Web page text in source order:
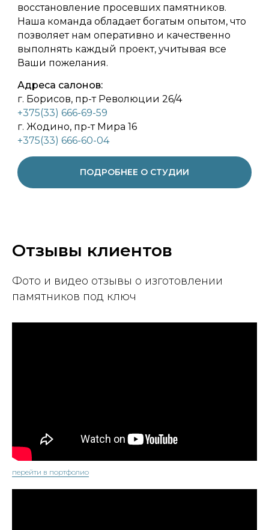
восстановление просевших памятников.
Наша команда обладает богатым опытом, что
позволяет нам оперативно и качественно
выполнять каждый проект, учитывая все
Ваши пожелания.
Адреса салонов:
г. Борисов, пр-т Революции 26/4
+375(33) 666-69-59
г. Жодино, пр-т Мира 16
+375(33) 666-60-04
ПОДРОБНЕЕ О СТУДИИ
Отзывы клиентов
Фото и видео отзывы о изготовлении
памятников под ключ
перейти в портфолио